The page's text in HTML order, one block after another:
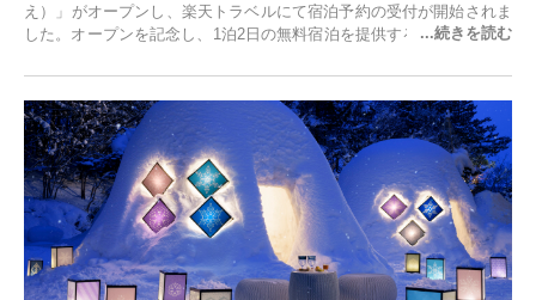
え）」がオープンし、楽天トラベルにて宿泊予約の受付が開始されま
した。オープンを記念し、1泊2日の無料宿泊を提供するキャンペーン
一組限定の宿だからこそ叶う、大切な人との特別な時間を体験いただ
けます。